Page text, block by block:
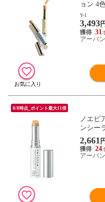
ョン 4
ンシー
ark)
Y-1
3,493
31
アーバ
8/8時点_ポイント最大11倍
ノエビ
ンシー
日焼け
2,661
24
アーバ